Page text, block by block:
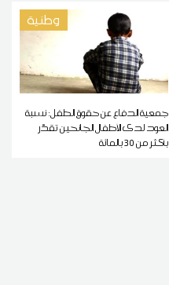
وطنية
جمعية الدفاع عن حقوق الطفل: نسبة
العود لدى الأطفال الجانحين تقدّر
بأكثر من 30 بالمائة